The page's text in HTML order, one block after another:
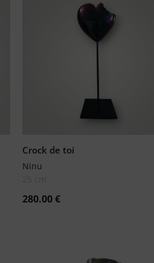
Crock de toi
Ninu
280.00€